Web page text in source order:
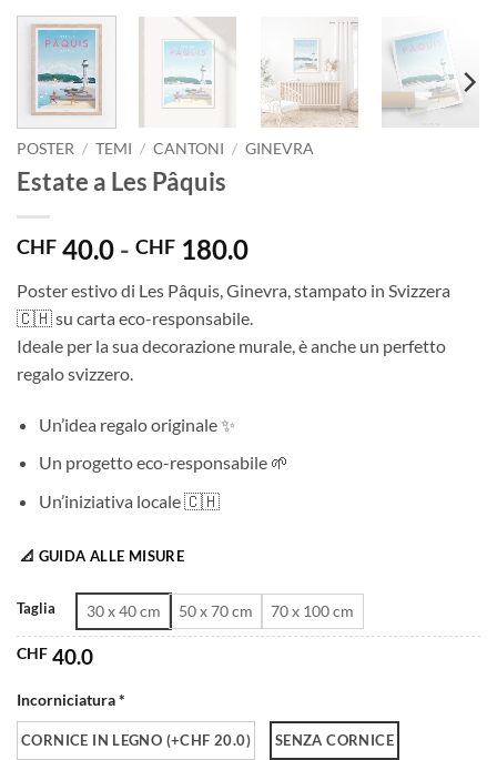
POSTER / TEMI / CANTONI / GINEVRA
Estate a Les Pâquis
CHF 40.0 - CHF 180.0Fascia
prezzo:
da
CHF 40.0
Poster estivo di Les Pâquis, Ginevra, stampato in Svizzera
🇨🇭 su carta eco-responsabile.
Ideale per la sua decorazione murale, è anche un perfetto
regalo svizzero.
Un’idea regalo originale ✨
Un progetto eco-responsabile 🌱
Un’iniziativa locale 🇨🇭
📐 GUIDA ALLE MISURE
Taglia 30 x 40 cm 50 x 70 cm 70 x 100 cm
CHF 40.0
Incorniciatura *
CORNICE IN LEGNO (+CHF 20.0) SENZA CORNICE